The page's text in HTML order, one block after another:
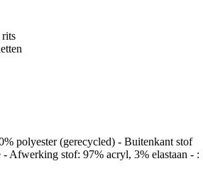
polyester (gerecycled) - Buitenkant stof
Afwerking stof: 97% acryl, 3% elastaan - :